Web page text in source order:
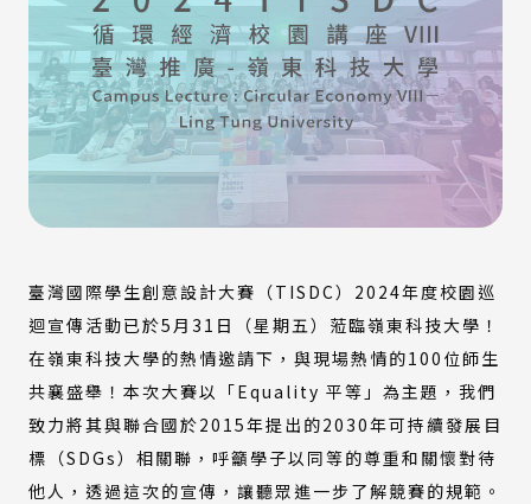
臺灣國際學生創意設計大賽（TISDC）2024年度校園巡
迴宣傳活動已於5月31日（星期五）蒞臨嶺東科技大學！
在嶺東科技大學的熱情邀請下，與現場熱情的100位師生
共襄盛舉！本次大賽以「Equality 平等」為主題，我們
致力將其與聯合國於2015年提出的2030年可持續發展目
標（SDGs）相關聯，呼籲學子以同等的尊重和關懷對待
他人，透過這次的宣傳，讓聽眾進一步了解競賽的規範。